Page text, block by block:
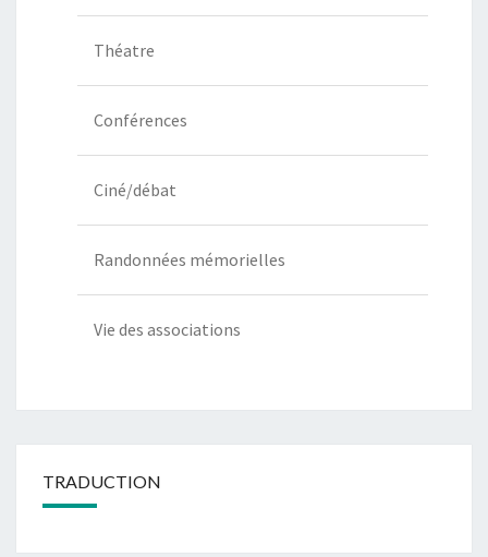
Théatre
Conférences
Ciné/débat
Randonnées mémorielles
Vie des associations
TRADUCTION